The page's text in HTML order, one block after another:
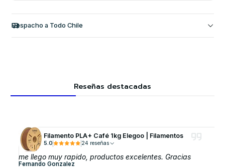
Despacho a Todo Chile
Reseñas destacadas
Filamento PLA+ Café 1kg Elegoo | Filamentos
5.0 24 reseñas
me llego muy rapido, productos excelentes. Gracias
Fernando Gonzalez